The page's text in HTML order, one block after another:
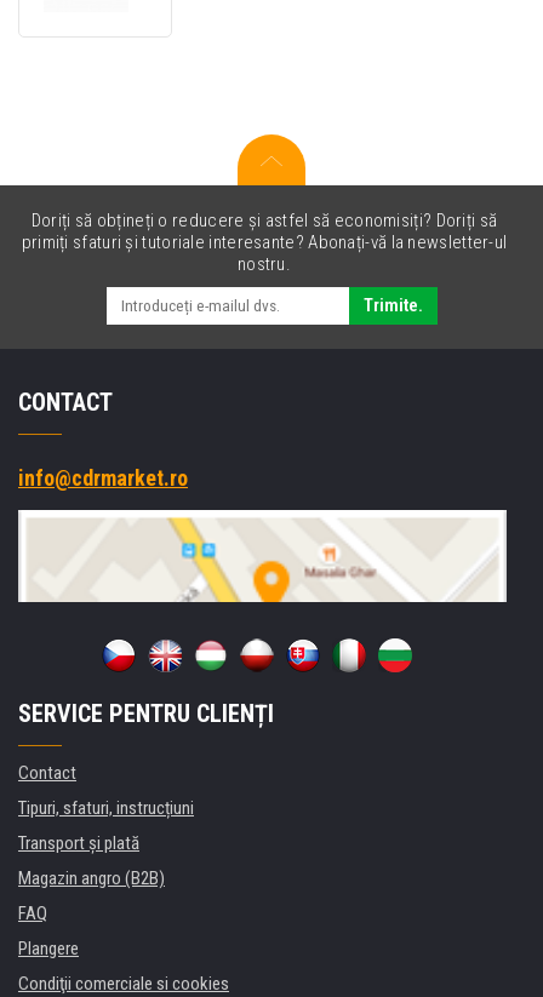
(black)
Doriți să obțineți o reducere și astfel să economisiți? Doriți să
primiți sfaturi și tutoriale interesante? Abonați-vă la newsletter-ul
nostru.
Trimite.
CONTACT
info@cdrmarket.ro
SERVICE PENTRU CLIENȚI
Contact
Tipuri, sfaturi, instrucțiuni
Transport şi plată
Magazin angro (B2B)
FAQ
Plangere
Condiţii comerciale si cookies